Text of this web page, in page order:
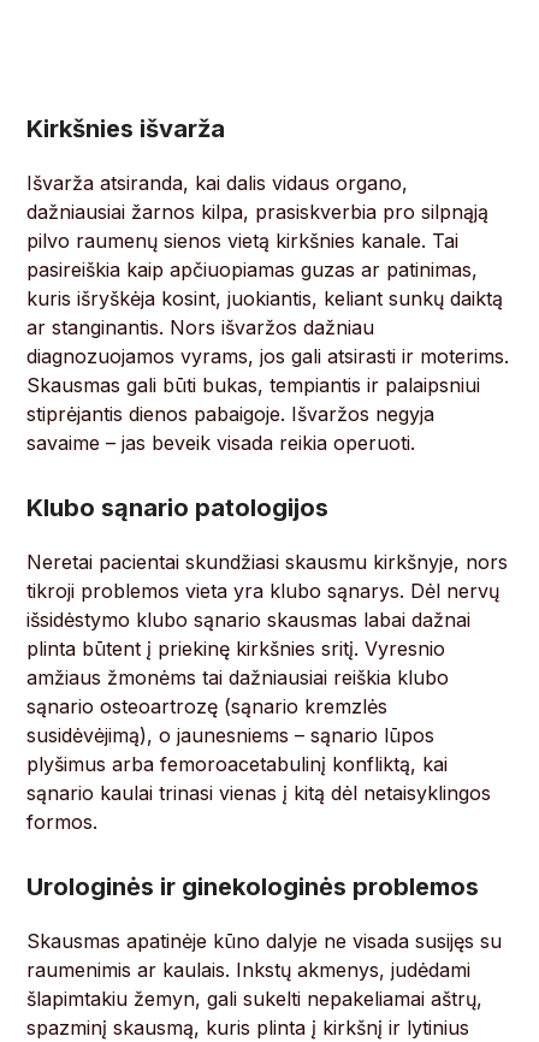
Kirkšnies išvarža
Išvarža atsiranda, kai dalis vidaus organo,
dažniausiai žarnos kilpa, prasiskverbia pro silpnąją
pilvo raumenų sienos vietą kirkšnies kanale. Tai
pasireiškia kaip apčiuopiamas guzas ar patinimas,
kuris išryškėja kosint, juokiantis, keliant sunkų daiktą
ar stanginantis. Nors išvaržos dažniau
diagnozuojamos vyrams, jos gali atsirasti ir moterims.
Skausmas gali būti bukas, tempiantis ir palaipsniui
stiprėjantis dienos pabaigoje. Išvaržos negyja
savaime – jas beveik visada reikia operuoti.
Klubo sąnario patologijos
Neretai pacientai skundžiasi skausmu kirkšnyje, nors
tikroji problemos vieta yra klubo sąnarys. Dėl nervų
išsidėstymo klubo sąnario skausmas labai dažnai
plinta būtent į priekinę kirkšnies sritį. Vyresnio
amžiaus žmonėms tai dažniausiai reiškia klubo
sąnario osteoartrozę (sąnario kremzlės
susidėvėjimą), o jaunesniems – sąnario lūpos
plyšimus arba femoroacetabulinį konfliktą, kai
sąnario kaulai trinasi vienas į kitą dėl netaisyklingos
formos.
Urologinės ir ginekologinės problemos
Skausmas apatinėje kūno dalyje ne visada susijęs su
raumenimis ar kaulais. Inkstų akmenys, judėdami
šlapimtakiu žemyn, gali sukelti nepakeliamai aštrų,
spazminį skausmą, kuris plinta į kirkšnį ir lytinius